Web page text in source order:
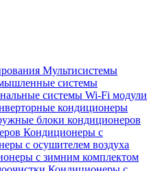
Мультисистемы
системы
системы Wi-Fi модули
кондиционеры
блоки кондиционеров
Кондиционеры с
с осушителем воздуха
с зимним комплектом